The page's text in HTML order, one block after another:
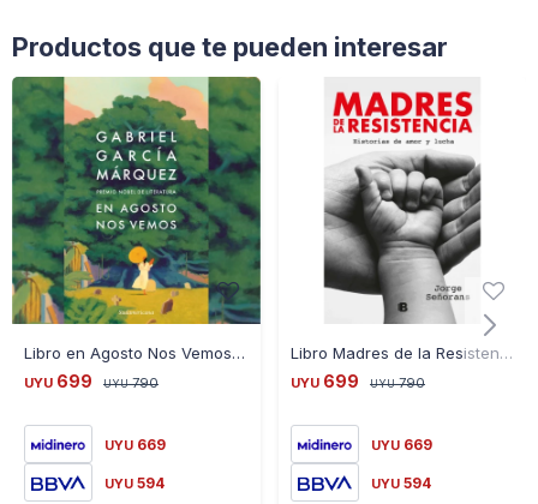
Productos que te pueden interesar
Libro en Agosto Nos Vemos García Márquez
UYU 699 UYU 790
UYU 669
UYU 594
Libro Madres de la Resistencia Jorge Señorans
UYU 699 UYU 790
UYU 669
UYU 594